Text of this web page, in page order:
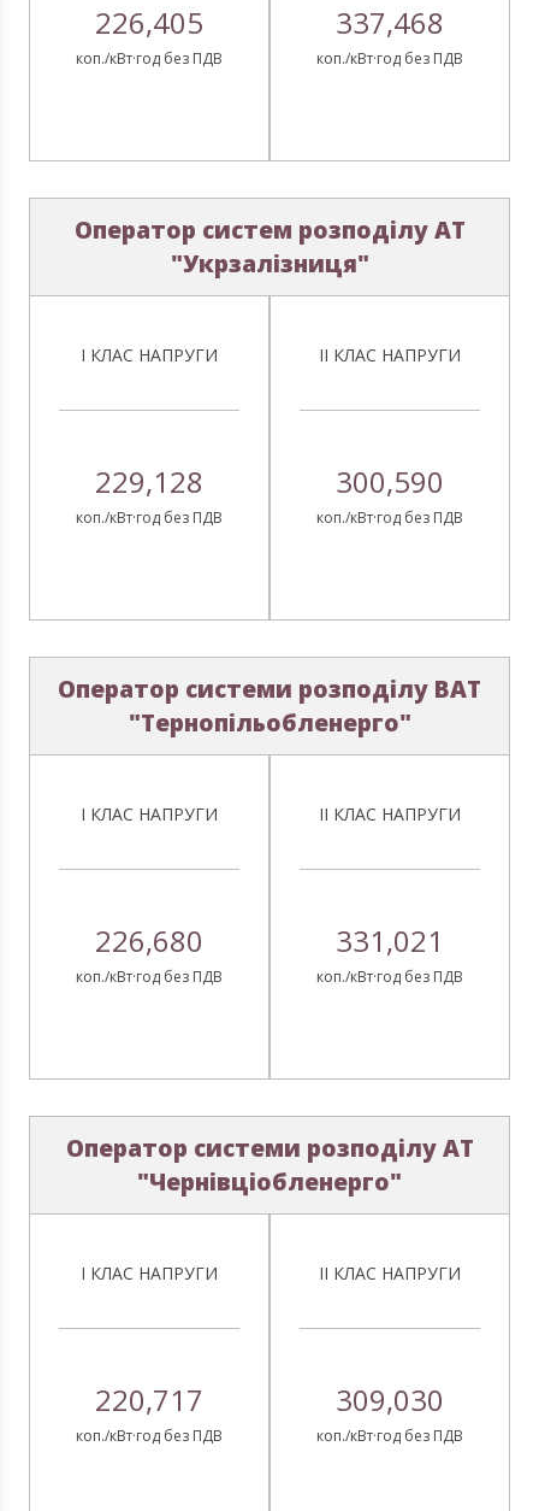
226,405
коп./кВт·год без ПДВ
337,468
коп./кВт·год без ПДВ
Оператор систем розподілу АТ
"Укрзалізниця"
І КЛАС НАПРУГИ
229,128
коп./кВт·год без ПДВ
ІІ КЛАС НАПРУГИ
300,590
коп./кВт·год без ПДВ
Оператор системи розподілу ВАТ
"Тернопільобленерго"
І КЛАС НАПРУГИ
226,680
коп./кВт·год без ПДВ
ІІ КЛАС НАПРУГИ
331,021
коп./кВт·год без ПДВ
Оператор системи розподілу АТ
"Чернівціобленерго"
І КЛАС НАПРУГИ
220,717
коп./кВт·год без ПДВ
ІІ КЛАС НАПРУГИ
309,030
коп./кВт·год без ПДВ